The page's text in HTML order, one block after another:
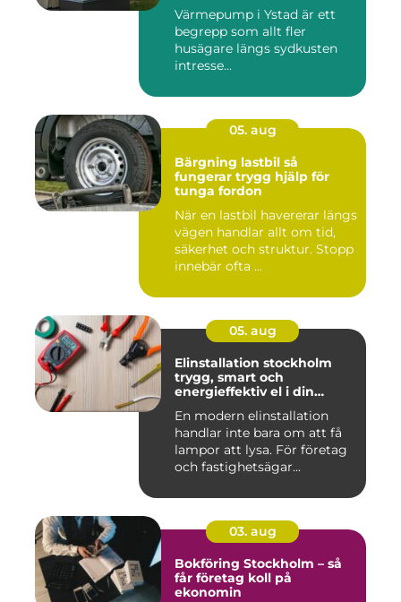
Värmepump i Ystad är ett
begrepp som allt fler
husägare längs sydkusten
intresse...
05. aug
Bärgning lastbil så
fungerar trygg hjälp för
tunga fordon
När en lastbil havererar längs
vägen handlar allt om tid,
säkerhet och struktur. Stopp
innebär ofta ...
05. aug
Elinstallation stockholm
trygg, smart och
energieffektiv el i din
En modern elinstallation
handlar inte bara om att få
lampor att lysa. För företag
och fastighetsägar...
03. aug
Bokföring Stockholm – så
får företag koll på
ekonomin